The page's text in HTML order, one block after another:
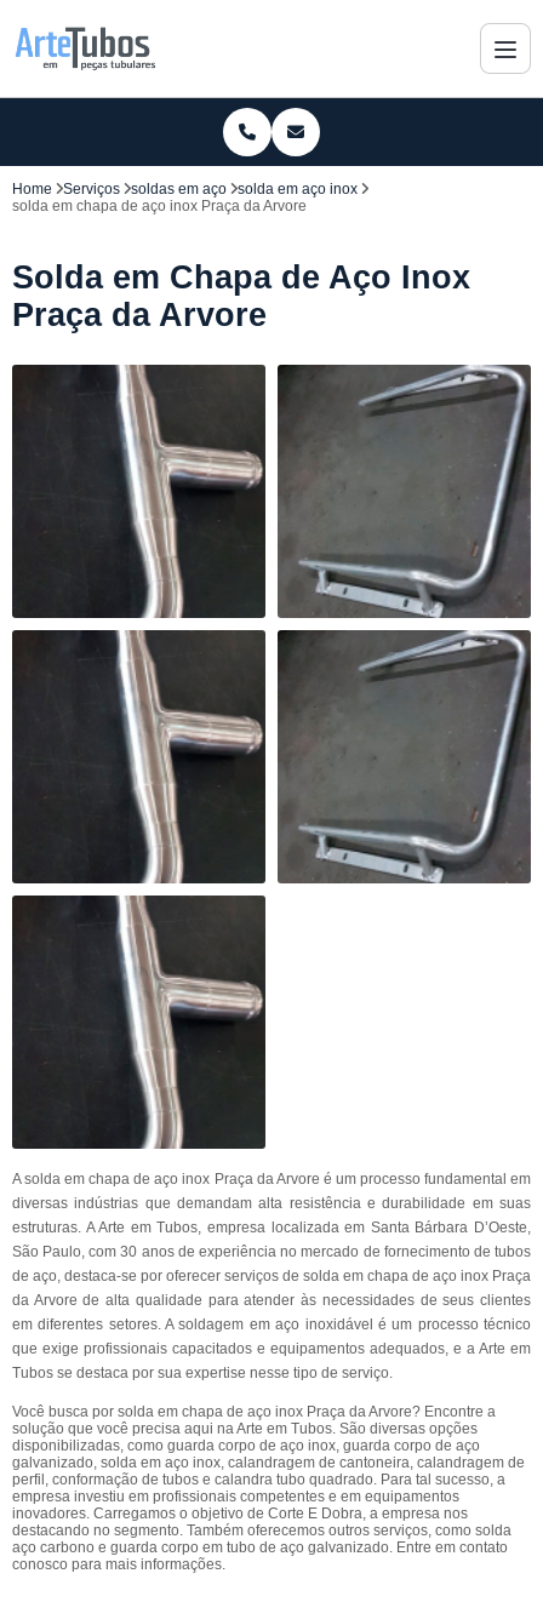
Home Serviços soldas em aço
solda em aço inox
solda em chapa de aço inox Praça da Arvore
Solda em Chapa de Aço Inox
Praça da Arvore
A solda em chapa de aço inox Praça da Arvore é um processo fundamental em
diversas indústrias que demandam alta resistência e durabilidade em suas
estruturas. A Arte em Tubos, empresa localizada em Santa Bárbara D’Oeste,
São Paulo, com 30 anos de experiência no mercado de fornecimento de tubos
de aço, destaca-se por oferecer serviços de solda em chapa de aço inox Praça
da Arvore de alta qualidade para atender às necessidades de seus clientes
em diferentes setores. A soldagem em aço inoxidável é um processo técnico
que exige profissionais capacitados e equipamentos adequados, e a Arte em
Tubos se destaca por sua expertise nesse tipo de serviço.
Você busca por solda em chapa de aço inox Praça da Arvore? Encontre a
solução que você precisa aqui na Arte em Tubos. São diversas opções
disponibilizadas, como guarda corpo de aço inox, guarda corpo de aço
galvanizado, solda em aço inox, calandragem de cantoneira, calandragem de
perfil, conformação de tubos e calandra tubo quadrado. Para tal sucesso, a
empresa investiu em profissionais competentes e em equipamentos
inovadores. Carregamos o objetivo de Corte E Dobra, a empresa nos
destacando no segmento. Também oferecemos outros serviços, como solda
aço carbono e guarda corpo em tubo de aço galvanizado. Entre em contato
conosco para mais informações.